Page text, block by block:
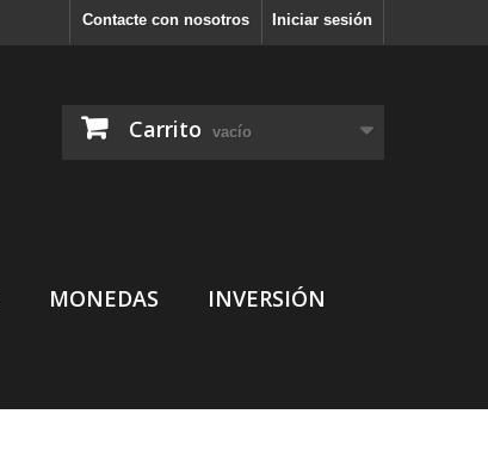
Iniciar sesión
Contacte con nosotros
Carrito vacío
MONEDAS INVERSIÓN